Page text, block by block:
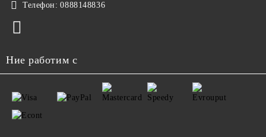
Телефон: 0888148836
Ние работим с